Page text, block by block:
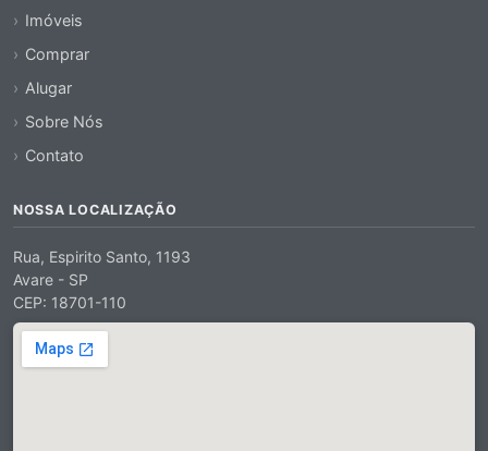
Imóveis
Comprar
Alugar
Sobre Nós
Contato
NOSSA LOCALIZAÇÃO
Rua, Espirito Santo, 1193
Avare - SP
CEP: 18701-110